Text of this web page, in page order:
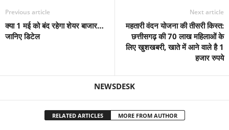
Previous article
क्या 1 मई को बंद रहेगा शेयर बाजार…
जानिए डिटेल
Next article
महतारी वंदन योजना की तीसरी किस्त:
छत्तीसगढ़ की 70 लाख महिलाओं के
लिए खुशखबरी, खाते में आने वाले है 1
हजार रुपये
NEWSDESK
RELATED ARTICLES MORE FROM AUTHOR